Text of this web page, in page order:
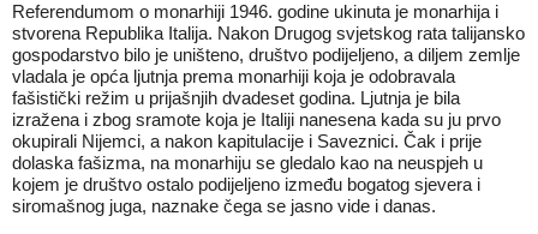
Referendumom o monarhiji 1946. godine ukinuta je monarhija i
stvorena Republika Italija. Nakon Drugog svjetskog rata talijansko
gospodarstvo bilo je uništeno, društvo podijeljeno, a diljem zemlje
vladala je opća ljutnja prema monarhiji koja je odobravala
fašistički režim u prijašnjih dvadeset godina. Ljutnja je bila
izražena i zbog sramote koja je Italiji nanesena kada su ju prvo
okupirali Nijemci, a nakon kapitulacije i Saveznici. Čak i prije
dolaska fašizma, na monarhiju se gledalo kao na neuspjeh u
kojem je društvo ostalo podijeljeno između bogatog sjevera i
siromašnog juga, naznake čega se jasno vide i danas.